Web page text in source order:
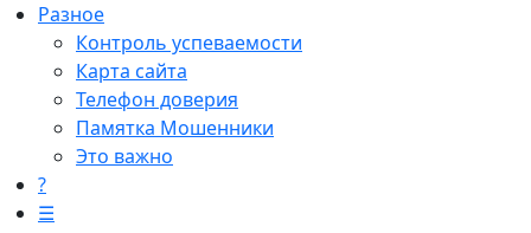
Разное
Контроль успеваемости
Карта сайта
Телефон доверия
Памятка Мошенники
Это важно
?
☰